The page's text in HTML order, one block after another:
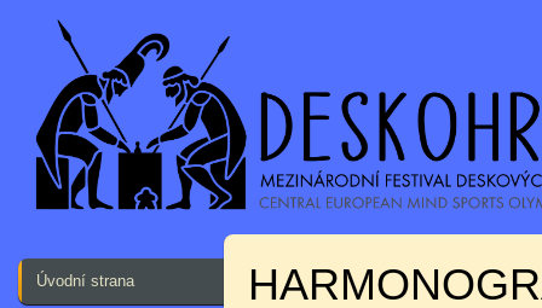
Úvodní strana